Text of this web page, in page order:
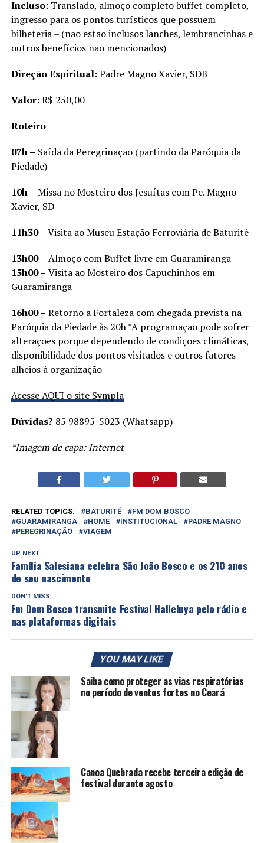
Incluso:Translado, almoço completo buffet completo,
ingresso para os pontos turísticos que possuem
bilheteria – (não estão inclusos lanches, lembrancinhas e
outros benefícios não mencionados)
Direção Espiritual:Padre Magno Xavier, SDB
Valor:R$ 250,00
Roteiro
07h – Saída da Peregrinação (partindo da Paróquia da
Piedade)
10h – Missa no Mosteiro dos Jesuítas com Pe. Magno
Xavier, SD
11h30 –Visita ao Museu Estação Ferroviária de Baturité
13h00 – Almoço com Buffet livre em Guaramiranga
15h00 – Visita ao Mosteiro dos Capuchinhos em
Guaramiranga
16h00 – Retorno a Fortaleza com chegada prevista na
Paróquia da Piedade às 20h *A programação pode sofrer
alterações porque dependendo de condições climáticas,
disponibilidade dos pontos visitados e outros fatores
alheios à organização
Acesse AQUI o site Sympla
Dúvidas? 85 98895-5023 (Whatsapp)
*Imagem de capa: Internet
RELATED TOPICS: BATURITÉ
FM DOM BOSCO
GUARAMIRANGA
HOME INSTITUCIONAL
PADRE MAGNO
PEREGRINAÇÃO
VIAGEM
UP NEXT
Família Salesiana celebra São João Bosco e os 210 anos
de seu nascimento
DON'T MISS
Fm Dom Bosco transmite Festival Halleluya pelo rádio e
nas plataformas digitais
YOU MAY LIKE
Saiba como proteger as vias respiratórias
no período de ventos fortes no Ceará
Canoa Quebrada recebe terceira edição de
festival durante agosto